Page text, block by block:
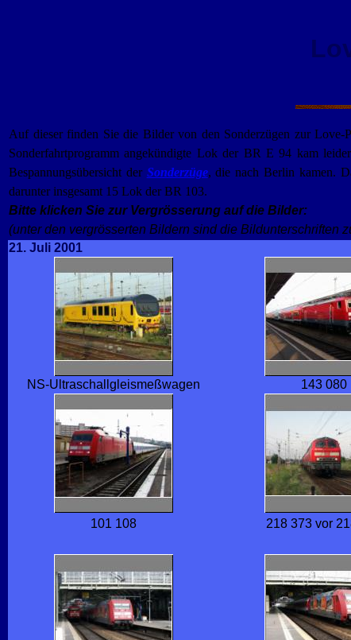
Auf dieser finden Sie die Bilder von den Sonderzügen zur
Sonderfahrtprogramm angekündigte Lok der BR E 94 kam
Bespannungsübersicht der Sonderzüge, die nach Berlin kamen.
darunter insgesamt 15 Lok der BR 103.
Bitte klicken Sie zur Vergrösserung auf die Bilder:
(unter den vergrösserten Bildern sind die Bildunterschriften
21. Juli 2001
NS-Ultraschallgleismeßwagen 143 080
101 108 218 373 vor